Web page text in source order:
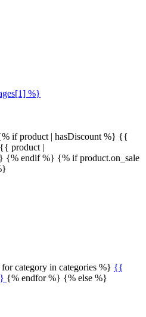
%}
if product | hasDiscount %} {{
{{ product |
{% endif %} {% if product.on_sale
category in categories %} {{
{% endfor %} {% else %}